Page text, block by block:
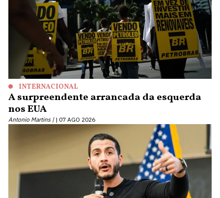
INTERNACIONAL
A surpreendente arrancada da esquerda
nos EUA
Antonio Martins | 07 AGO 2026